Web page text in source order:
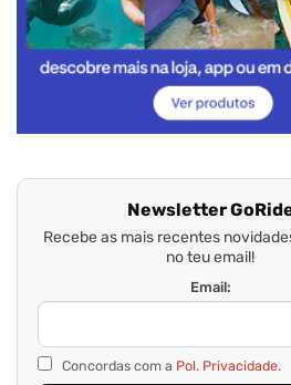
Newsletter
Recebe as mais recentes
no teu email!
Email:
Concordas com a Pol. Privacidade.